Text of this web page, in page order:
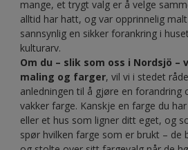
mange, et trygt valg er å velge
alltid har hatt, og var opprinnelig
sannsynlig en sikker forankring i
kulturarv.
Om du – slik som oss i Nordsjö –
maling og farger, vil vi i stedet
anledningen til å gjøre en forandring
vakker farge. Kanskje en farge du
eller et hus som ligner ditt eget, og
spør hvilken farge som er brukt – de